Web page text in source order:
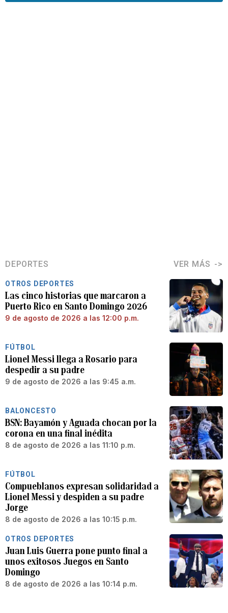
DEPORTES VER MÁS
OTROS DEPORTES
Las cinco historias que marcaron a
Puerto Rico en Santo Domingo 2026
9 de agosto de 2026 a las 12:00 p.m.
FÚTBOL
Lionel Messi llega a Rosario para
despedir a su padre
9 de agosto de 2026 a las 9:45 a.m.
BALONCESTO
BSN: Bayamón y Aguada chocan por la
corona en una final inédita
8 de agosto de 2026 a las 11:10 p.m.
FÚTBOL
Compueblanos expresan solidaridad a
Lionel Messi y despiden a su padre
Jorge
8 de agosto de 2026 a las 10:15 p.m.
OTROS DEPORTES
Juan Luis Guerra pone punto final a
unos exitosos Juegos en Santo
Domingo
8 de agosto de 2026 a las 10:14 p.m.